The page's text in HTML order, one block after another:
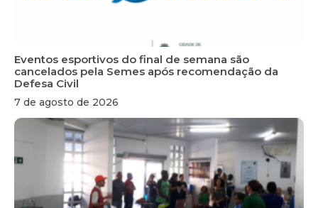
Eventos esportivos do final de semana são
cancelados pela Semes após recomendação da
Defesa Civil
7 de agosto de 2026